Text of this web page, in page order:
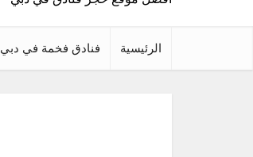
الرئيسية فنادق فخمة في دبي